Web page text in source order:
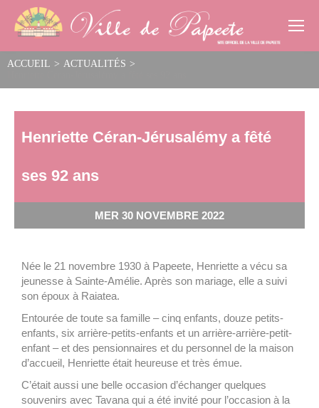
ACCUEIL > ACTUALITÉS >
Henriette Céran-Jérusalémy a fêté
ses 92 ans
MER 30 NOVEMBRE 2022
Née le 21 novembre 1930 à Papeete, Henriette a vécu sa
jeunesse à Sainte-Amélie. Après son mariage, elle a suivi
son époux à Raiatea.
Entourée de toute sa famille – cinq enfants, douze petits-
enfants, six arrière-petits-enfants et un arrière-arrière-petit-
enfant – et des pensionnaires et du personnel de la maison
d’accueil, Henriette était heureuse et très émue.
C’était aussi une belle occasion d’échanger quelques
souvenirs avec Tavana qui a été invité pour l’occasion à la
Cookies management panel